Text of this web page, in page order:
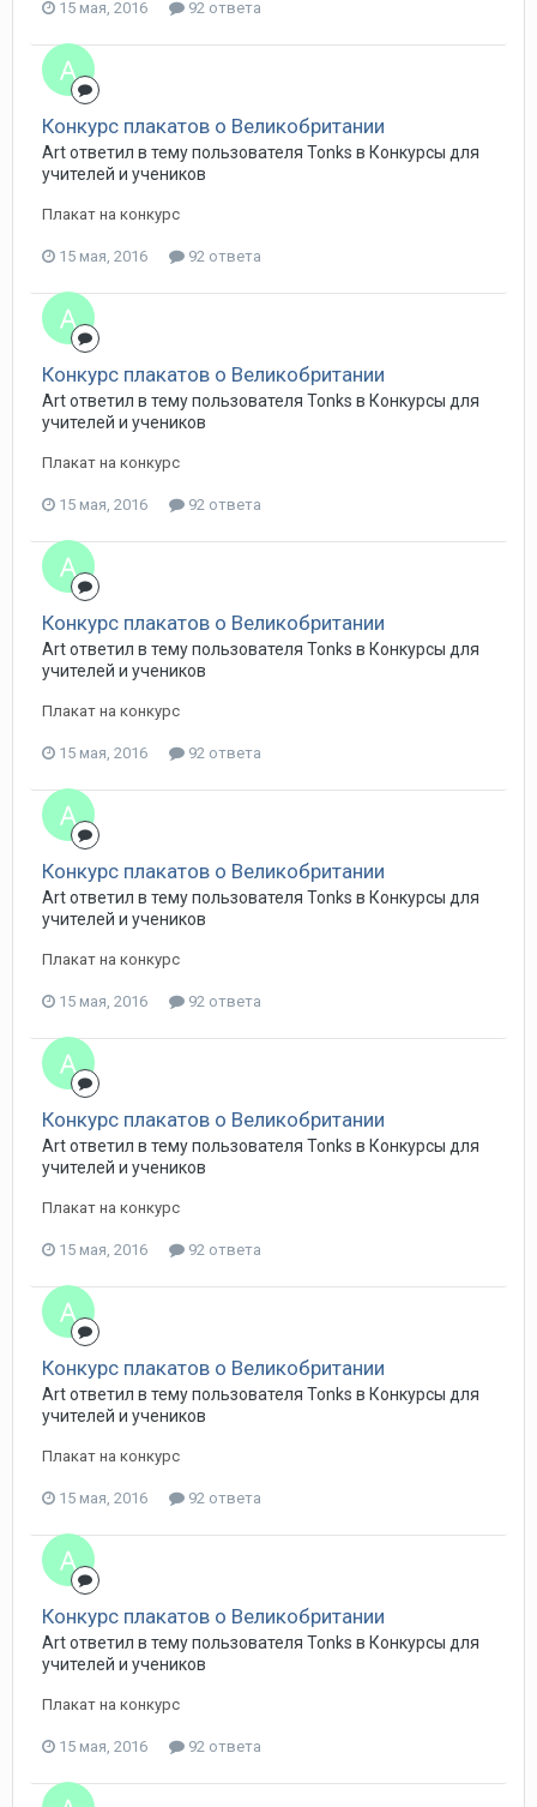
15 мая, 2016 92 ответа
Конкурс плакатов о Великобритании
Art ответил в тему пользователя Tonks в Конкурсы для
учителей и учеников
Плакат на конкурс
15 мая, 2016 92 ответа
Конкурс плакатов о Великобритании
Art ответил в тему пользователя Tonks в Конкурсы для
учителей и учеников
Плакат на конкурс
15 мая, 2016 92 ответа
Конкурс плакатов о Великобритании
Art ответил в тему пользователя Tonks в Конкурсы для
учителей и учеников
Плакат на конкурс
15 мая, 2016 92 ответа
Конкурс плакатов о Великобритании
Art ответил в тему пользователя Tonks в Конкурсы для
учителей и учеников
Плакат на конкурс
15 мая, 2016 92 ответа
Конкурс плакатов о Великобритании
Art ответил в тему пользователя Tonks в Конкурсы для
учителей и учеников
Плакат на конкурс
15 мая, 2016 92 ответа
Конкурс плакатов о Великобритании
Art ответил в тему пользователя Tonks в Конкурсы для
учителей и учеников
Плакат на конкурс
15 мая, 2016 92 ответа
Конкурс плакатов о Великобритании
Art ответил в тему пользователя Tonks в Конкурсы для
учителей и учеников
Плакат на конкурс
15 мая, 2016 92 ответа